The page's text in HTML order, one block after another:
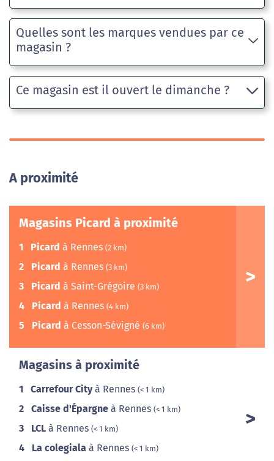
Quelles sont les marques vendues par ce
magasin ?
Ce magasin est il ouvert le dimanche ?
A proximité
Magasins Picard à proximité
1 Picard à Rennes (2 km)
2 Picard à Rennes (3 km)
3 Picard à Saint-Grégoire (3 km)
4 Picard à Rennes (4 km)
5 Picard à Cesson-Sévigné (6 km)
Magasins à proximité
1 Carrefour Cityà Rennes (< 1 km)
2 Caisse d'Épargne à Rennes (< 1 km)
3 LCL à Rennes (< 1 km)
4 La colegiala à Rennes (< 1 km)